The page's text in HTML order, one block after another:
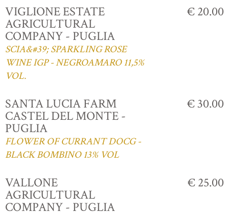
VIGLIONE ESTATE
AGRICULTURAL
COMPANY - PUGLIA
SCIA&#39; SPARKLING ROSE
WINE IGP - NEGROAMARO 11,5%
VOL.
€ 20.00
SANTA LUCIA FARM
CASTEL DEL MONTE -
PUGLIA
FLOWER OF CURRANT DOCG -
BLACK BOMBINO 13% VOL
€ 30.00
VALLONE
AGRICULTURAL
COMPANY - PUGLIA
€ 25.00